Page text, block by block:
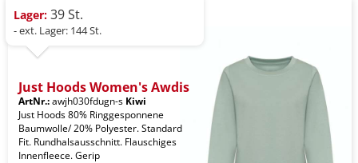
Lager: 39 St.
- ext. Lager: 144 St.
Just Hoods Women's Awdis
ArtNr.:awjh030fdugn-s Kiwi
Just Hoods 80% Ringgesponnene
Baumwolle/ 20% Polyester. Standard
Fit. Rundhalsausschnitt. Flauschiges
Innenfleece. Gerip